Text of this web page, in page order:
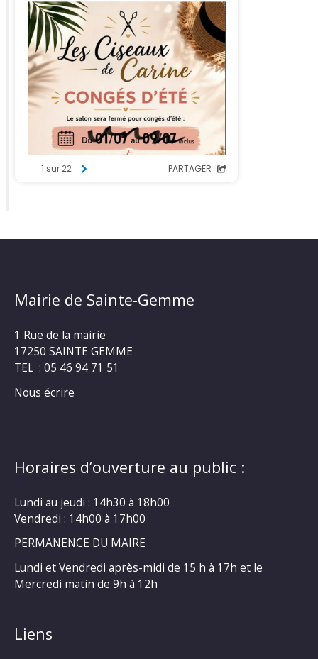
Mairie de Sainte-Gemme
1 Rue de la mairie
17250 SAINTE GEMME
TEL : 05 46 94 71 51
Nous écrire
Horaires d’ouverture au public :
Lundi au jeudi : 14h30 à 18h00
Vendredi : 14h00 à 17h00
PERMANENCE DU MAIRE
Lundi et Vendredi après-midi de 15 h à 17h et le
Mercredi matin de 9h à 12h
Liens